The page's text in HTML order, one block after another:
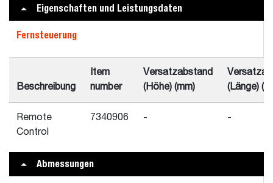
Eigenschaften und Leistungsdaten
Fernsteuerung
Beschreibung
Item
number
Versatzabstand
(Höhe) (mm)
(Länge)
Remote
Control
7340906 - -
Abmessungen